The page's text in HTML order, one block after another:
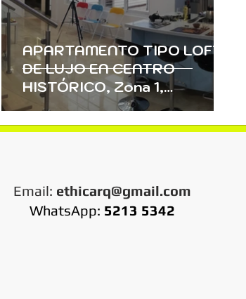
APARTAMENTO TIPO LOFT
DE LUJO EN CENTRO
HISTÓRICO, Zona 1,
Quetzaltenango
Email: ethicarq@gmail.com
WhatsApp: 5213 5342